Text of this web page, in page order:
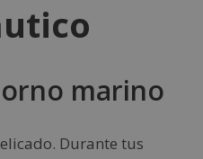
marino
Durante tus